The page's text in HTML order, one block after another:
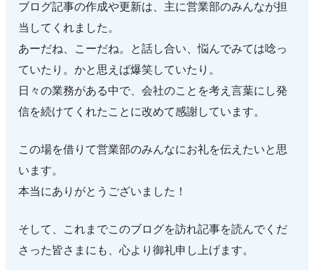
ブログ記事の作成や更新は、主に営業部のみんなが担
当してくれました。
あーだね、こーだね。と話し合い、悩んでみては唸っ
ていたり。かと思えば爆笑していたり。
日々の業務がある中で、会社のことを考え言葉にし発
信を続けてくれたことに改めて感謝しています。
この場を借りて営業部のみんなにお礼を伝えたいと思
います。
本当にありがとうございました！
そして、これまでこのブログを訪れ記事を読んでくだ
さった皆さまにも、心より御礼申し上げます。